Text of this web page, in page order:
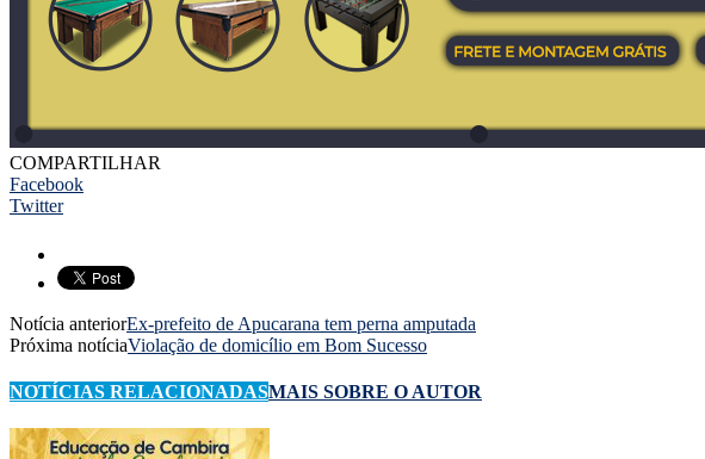
COMPARTILHAR
Facebook
Twitter
Notícia anteriorEx-prefeito de Apucarana tem perna amputada
Próxima notíciaViolação de domicílio em Bom Sucesso
NOTÍCIAS RELACIONADASMAIS SOBRE O AUTOR